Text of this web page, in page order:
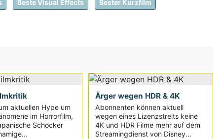
Beste Visual Effects Bester Kurzfilm
aktuellen Hype um
im Horrorfilm,
Schocker
Ärger wegen HDR & 4K
Abonnenten können aktuell
wegen eines Lizenzstreits keine
4K und HDR Filme mehr auf dem
Streamingdienst von Disney...